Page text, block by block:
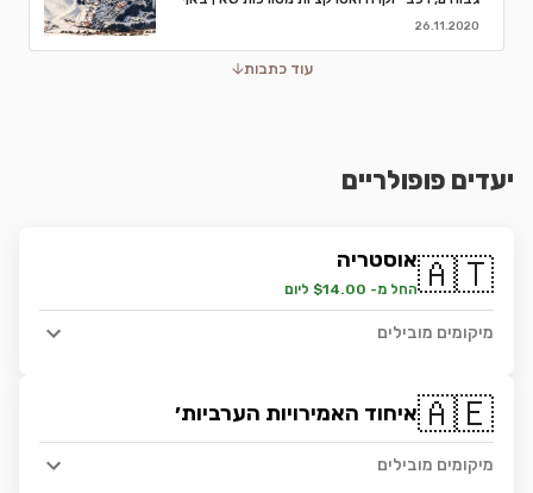
כלל מפגישות.
26.11.2020
עוד כתבות
יעדים פופולריים
🇦🇹אוסטריה
החל מ- $14.00 ליום
מיקומים מובילים
🇦🇪איחוד האמירויות הערביות׳
מיקומים מובילים